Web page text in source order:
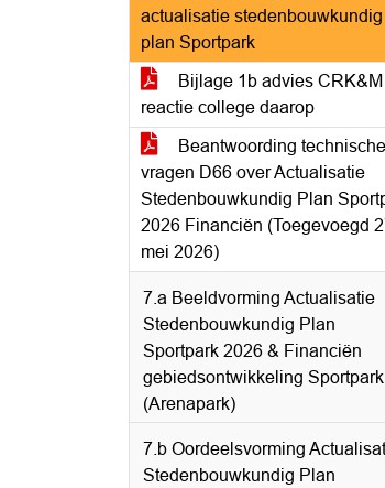
actualisatie stedenbouwkundig
plan Sportpark
Bijlage 1b advies CRK&M
reactie college daarop
Beantwoording technische
vragen D66 over Actualisatie
Stedenbouwkundig Plan
2026 Financiën (Toegevoegd
mei 2026)
7.a Beeldvorming Actualisatie
Stedenbouwkundig Plan
Sportpark 2026 & Financiën
gebiedsontwikkeling Sportpark
(Arenapark)
7.b Oordeelsvorming
Stedenbouwkundig Plan